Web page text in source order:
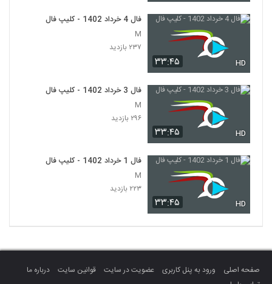
۳۳:۴۵ HD
فال 4 خرداد 1402 - کلیپ فال
M
۲۳۷ بازدید
۳۳:۴۵ HD
فال 3 خرداد 1402 - کلیپ فال
M
۲۹۶ بازدید
۳۳:۴۵ HD
فال 1 خرداد 1402 - کلیپ فال
M
۲۲۳ بازدید
صفحه اصلی ورود به پنل کاربری عضویت در سایت قوانین سایت
درباره ما